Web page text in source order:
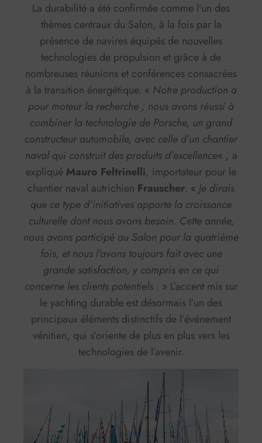
La durabilité a été confirmée comme l’un des
thèmes centraux du Salon, à la fois par la
présence de navires équipés de nouvelles
technologies de propulsion et grâce à de
nombreuses réunions et conférences consacrées
à la transition énergétique. « Notre production a
pour moteur la recherche ; nous avons réussi à
combiner la technologie de Porsche, un grand
constructeur automobile, avec celle d’un chantier
naval qui construit des produits d’excellence« , a
expliqué Mauro Feltrinelli, importateur pour le
chantier naval autrichien Frauscher. « Je dirais
que ce type d’initiatives apporte la croissance
culturelle dont nous avons besoin. Cette année,
nous avons participé au Salon pour la quatrième
fois, et nous l’avons toujours fait avec une
grande satisfaction, y compris en ce qui
concerne les clients potentiels . » L’accent mis sur
le yachting durable est désormais l’un des
principaux éléments distinctifs de l’événement
vénitien, qui s’oriente de plus en plus vers les
technologies de l’avenir.